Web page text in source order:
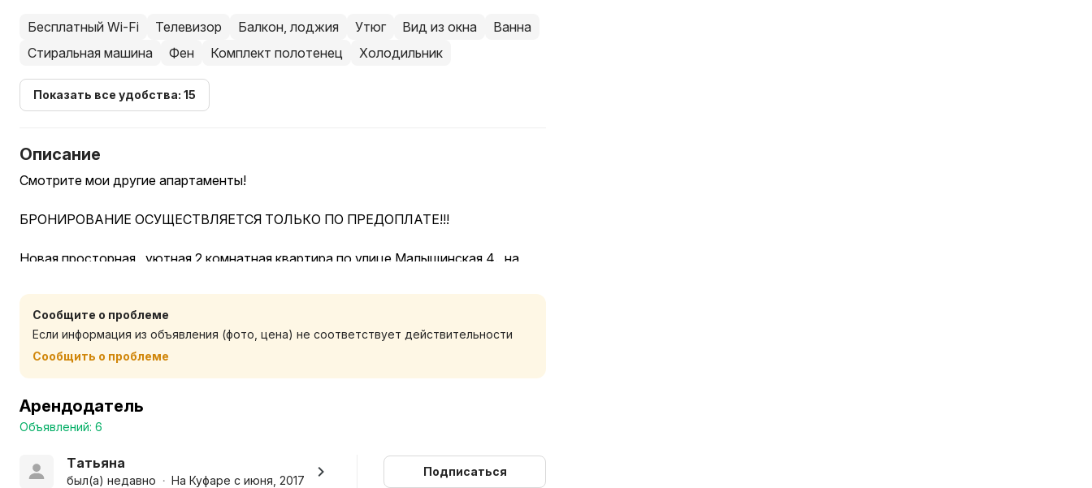
Бесплатный Wi-Fi Телевизор Балкон, лоджия Утюг Вид из окна
Ванна
Стиральная машина
Фен Комплект полотенец Холодильник
Показать все удобства: 15
Описание
Смотрите мои другие апартаменты!
БРОНИРОВАНИЕ ОСУЩЕСТВЛЯЕТСЯ ТОЛЬКО ПО ПРЕДОПЛАТЕ!!!
Новая просторная , уютная 2 комнатная квартира по улице Малыщинская 4., на
В квартире есть вся необходимая МЕБЕЛЬ и ТЕХНИКА:
Двухспальная кровать с ортопедическим матрасом;
диван;
СВЧ печь ;
холодильник;
душевые принадлежности;
Сообщите о проблеме
Если информация из объявления (фото, цена) не соответствует действительности
Сообщить о проблеме
Арендодатель
Объявлений: 6
Татьяна
был(а) недавно • На Куфаре с июня, 2017
Подписаться